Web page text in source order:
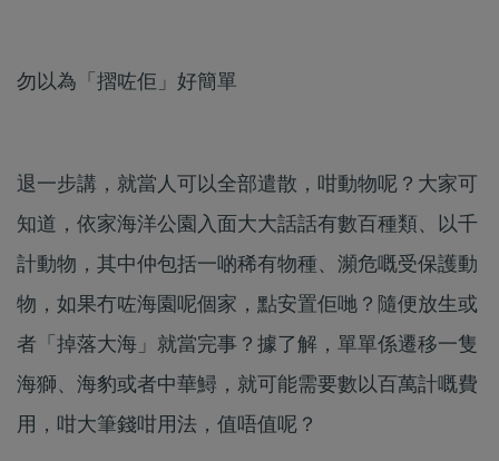
勿以為「摺咗佢」好簡單
退一步講，就當人可以全部遣散，咁動物呢？大家可
知道，依家海洋公園入面大大話話有數百種類、以千
計動物，其中仲包括一啲稀有物種、瀕危嘅受保護動
物，如果冇咗海園呢個家，點安置佢哋？隨便放生或
者「掉落大海」就當完事？據了解，單單係遷移一隻
海獅、海豹或者中華鱘，就可能需要數以百萬計嘅費
用，咁大筆錢咁用法，值唔值呢？